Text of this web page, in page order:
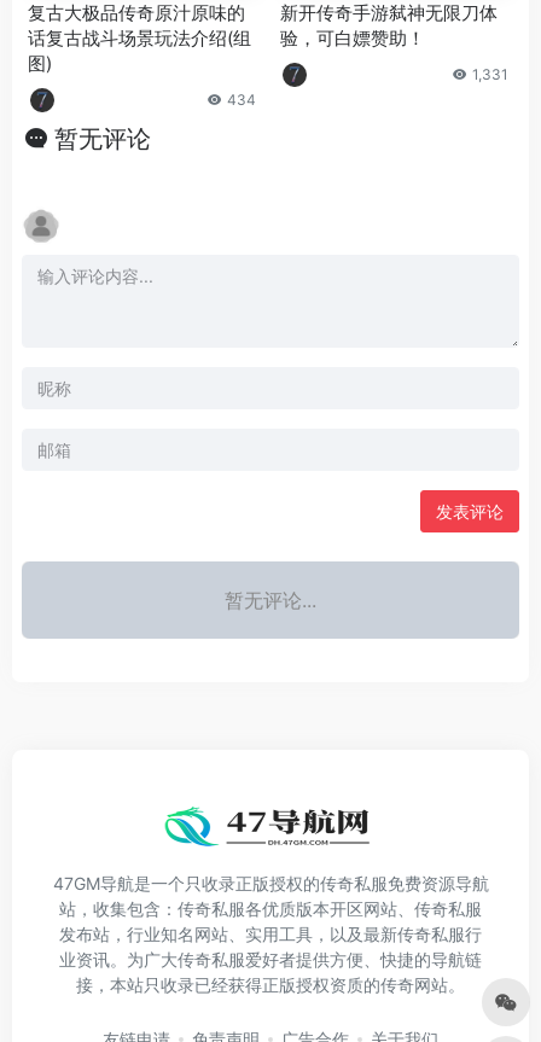
复古大极品传奇原汁原味的
话复古战斗场景玩法介绍(组
图)
434
新开传奇手游弑神无限刀体
验，可白嫖赞助！
1,331
暂无评论
发表评论
暂无评论...
47GM导航是一个只收录正版授权的传奇私服免费资源导航
站，收集包含：传奇私服各优质版本开区网站、传奇私服
发布站，行业知名网站、实用工具，以及最新传奇私服行
业资讯。为广大传奇私服爱好者提供方便、快捷的导航链
接，本站只收录已经获得正版授权资质的传奇网站。